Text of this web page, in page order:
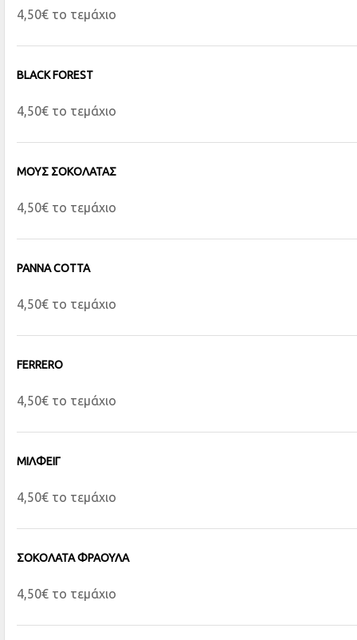
4,50€ το τεμάχιο
BLACK FOREST
4,50€ το τεμάχιο
ΜΟΥΣ ΣΟΚΟΛΑΤΑΣ
4,50€ το τεμάχιο
PANNA COTTA
4,50€ το τεμάχιο
FERRERO
4,50€ το τεμάχιο
ΜΙΛΦΕΙΓ
4,50€ το τεμάχιο
ΣΟΚΟΛΑΤΑ ΦΡΑΟΥΛΑ
4,50€ το τεμάχιο